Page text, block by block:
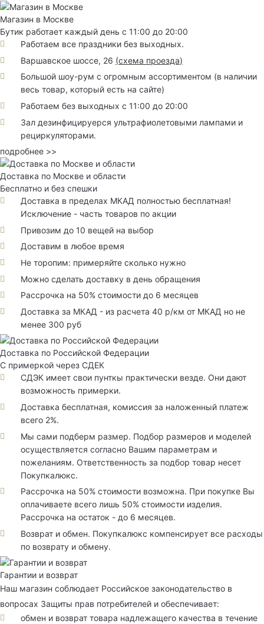
Магазин в Москве
Бутик работает каждый день с 11:00 до 20:00
Работаем все праздники без выходных.
Варшавское шоссе, 26 (схема проезда)
Большой шоу-рум с огромным ассортиментом (в наличии
весь товар, который есть на сайте)
Работаем без выходных с 11:00 до 20:00
Зал дезинфицируерся ультрафиолетовыми лампами и
рециркуляторами.
подробнее >>
Доставка по Москве и области
Бесплатно и без спешки
Доставка в пределах МКАД полностью бесплатная!
Исключение - часть товаров по акции
Привозим до 10 вещей на выбор
Доставим в любое время
Не торопим: примеряйте сколько нужно
Можно сделать доставку в день обращения
Рассрочка на 50% стоимости до 6 месяцев
Доставка за МКАД - из расчета 40 р/км от МКАД но не
менее 300 руб
Доставка по Российской Федерации
С примеркой через СДЕК
СДЭК имеет свои пунткы практически везде. Они дают
возможность примерки.
Доставка бесплатная, комиссия за наложенный платеж
всего 2%.
Мы сами подберм размер. Подбор размеров и моделей
осуществляется согласно Вашим параметрам и
пожеланиям. Ответственность за подбор товар несет
Покупкалюкс.
Рассрочка на 50% стоимости возможна. При покупке Вы
оплачиваете всего лишь 50% стоимости изделия.
Рассрочка на остаток - до 6 месяцев.
Возврат и обмен. Покупкалюкс компенсирует все расходы
по возврату и обмену.
Гарантии и возврат
Наш магазин соблюдает Российское законодательство в
вопросах Защиты прав потребителей и обеспечивает:
обмен и возврат товара надлежащего качества в течение